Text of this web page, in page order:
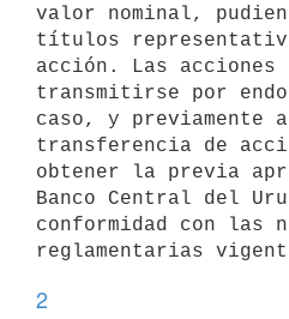
valor nominal,
títulos
acción. Las acciones
transmitirse por
caso, y previamente
transferencia de
obtener la previa
Banco Central del
conformidad con las
2